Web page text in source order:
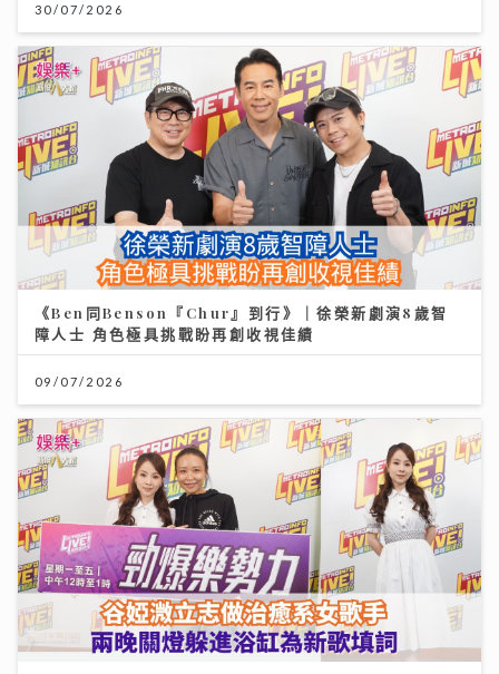
30/07/2026
《Ben同Benson『Chur』到行》｜徐榮新劇演8歲智
障人士 角色極具挑戰盼再創收視佳績
09/07/2026